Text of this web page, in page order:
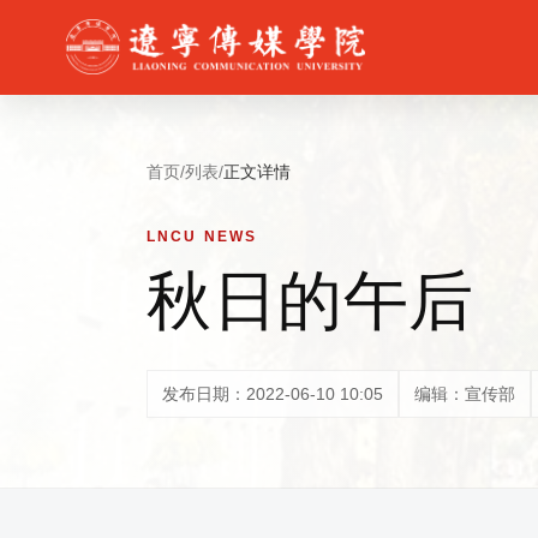
首页/列表/正文详情
LNCU NEWS
秋日的午后
发布日期：2022-06-10 10:05 编辑：宣传部